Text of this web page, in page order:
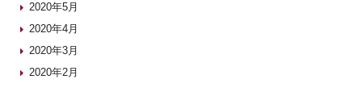
2020年5月
2020年4月
2020年3月
2020年2月